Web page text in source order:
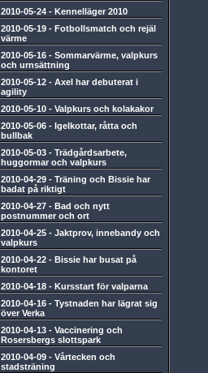
2010-05-24 - Kennelläger 2010
2010-05-19 - Fotbollsmatch och rejäl
värme
2010-05-16 - Sommarvärme, valpkurs
och urnsättning
2010-05-12 - Axel har debuterat i
agility
2010-05-10 - Valpkurs och kolakakor
2010-05-06 - Igelkottar, råtta och
bullbak
2010-05-03 - Trädgårdsarbete,
huggormar och valpkurs
2010-04-29 - Träning och Bissie har
badat på riktigt
2010-04-27 - Bad och nytt
postnummer och ort
2010-04-25 - Jaktprov, innebandy och
valpkurs
2010-04-22 - Bissie har busat på
kontoret
2010-04-18 - Kursstart för valparna
2010-04-16 - Tystnaden har lägrat sig
över Verka
2010-04-13 - Vaccinering och
Rosersbergs slottspark
2010-04-09 - Vårtecken och
stadsträning